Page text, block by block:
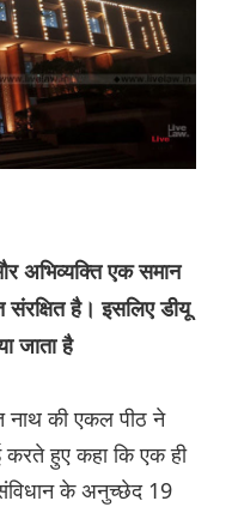
अभिव्यक्ति एक समान
है। इसलिए डीयू
जाता है
नाथ की एकल पीठ ने
करते हुए कहा कि एक ही
के अनुच्छेद 19